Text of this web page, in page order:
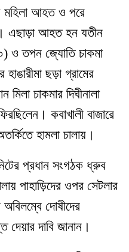
আহত ও পরে
। এছাড়া আহত হন যতীন
ও তপন জ্যোতি চাকমা
হাঙারীমা ছড়া গ্রামের
মিলা চাকমার দিঘীনালা
। কবাখালী বাজারে
হামলা চালায় ।
প্রধান সংগঠক ধ্রুব
পাহাড়িদের ওপর সেটলার
অবিলম্বে দোষীদের
দেয়ার দাবি জানান ।